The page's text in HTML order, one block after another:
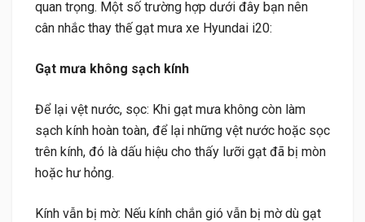
quan trọng. Một số trường hợp dưới đây bạn nên
cân nhắc thay thế gạt mưa xe Hyundai i20:
Gạt mưa không sạch kính
Để lại vệt nước, sọc: Khi gạt mưa không còn làm
sạch kính hoàn toàn, để lại những vệt nước hoặc sọc
trên kính, đó là dấu hiệu cho thấy lưỡi gạt đã bị mòn
hoặc hư hỏng.
Kính vẫn bị mờ: Nếu kính chắn gió vẫn bị mờ dù gạt